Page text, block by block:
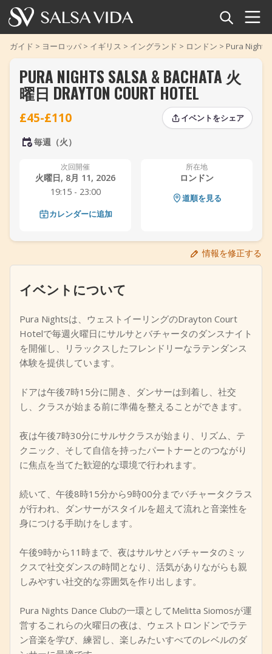
ホーム
イベント
ニュース
記事
サルサ用語集
イベントを追加
ガイド > ヨーロッパ > イギリス > イングランド > ロンドン > Pura Nights
‹
PURA NIGHTS SALSA & BACHATA 火
曜日 DRAYTON COURT HOTEL
£45-£110 イベントをシェア
毎週（火）
次回開催
火曜日, 8月 11, 2026
19:15 - 23:00
カレンダーに追加
所在地
ロンドン
道順を見る
情報を修正する
イベントについて
Pura Nightsは、ウェストイーリングのDrayton Court
Hotelで毎週火曜日にサルサとバチャータのダンスナイト
を開催し、リラックスしたフレンドリーなラテンダンス
体験を提供しています。
ドアは午後7時15分に開き、ダンサーは到着し、社交
し、クラスが始まる前に準備を整えることができます。
夜は午後7時30分にサルサクラスが始まり、リズム、テ
クニック、そして自信を持ったパートナーとのつながり
に焦点を当てた歓迎的な環境で行われます。
続いて、午後8時15分から9時00分までバチャータクラス
が行われ、ダンサーがスタイルを超えて流れと音楽性を
身につける手助けをします。
午後9時から11時まで、夜はサルサとバチャータのミッ
クスで社交ダンスの時間となり、活気がありながらも親
しみやすい社交的な雰囲気を作り出します。
Pura Nights Dance Clubの一環としてMelitta Siomosが運
営するこれらの火曜日の夜は、ウェストロンドンでラテ
ン音楽を学び、練習し、楽しみたいすべてのレベルのダ